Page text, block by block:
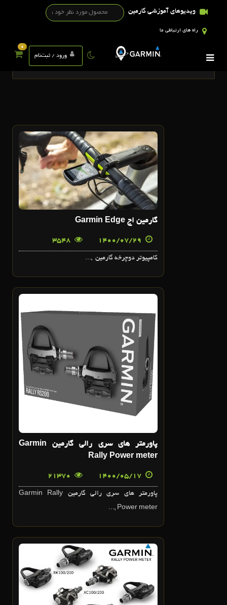
ویدیوهای آموزشی گارمین
راه های ارتباطی ما
ورود / ثبت‌نام
0
تگ ها
گارمين اج Garmin Edge
کامپيوتر دوچرخه گارمين ,...
پاورمتر هاي سري رالي گارمين Garmin
Rally Power meter
پاورمتر هاي سري رالي گارمين Garmin Rally
Power meter ,...